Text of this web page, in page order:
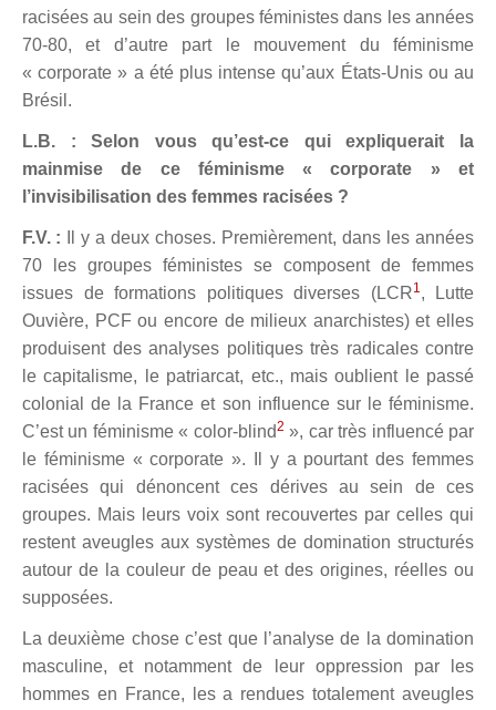
racisées au sein des groupes féministes dans les années
70-80, et d’autre part le mouvement du féminisme
« corporate » a été plus intense qu’aux États-Unis ou au
Brésil.
L.B. : Selon vous qu’est-ce qui expliquerait la
mainmise de ce féminisme « corporate » et
l’invisibilisation des femmes racisées ?
F.V. : Il y a deux choses. Premièrement, dans les années
70 les groupes féministes se composent de femmes
issues de formations politiques diverses (LCR1, Lutte
Ouvière, PCF ou encore de milieux anarchistes) et elles
produisent des analyses politiques très radicales contre
le capitalisme, le patriarcat, etc., mais oublient le passé
colonial de la France et son influence sur le féminisme.
C’est un féminisme « color-blind2 », car très influencé par
le féminisme « corporate ». Il y a pourtant des femmes
racisées qui dénoncent ces dérives au sein de ces
groupes. Mais leurs voix sont recouvertes par celles qui
restent aveugles aux systèmes de domination structurés
autour de la couleur de peau et des origines, réelles ou
supposées.
La deuxième chose c’est que l’analyse de la domination
masculine, et notamment de leur oppression par les
hommes en France, les a rendues totalement aveugles